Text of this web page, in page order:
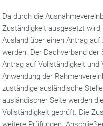
Da durch die
Zuständigkeit ausgesetzt
Ausland über einen Antrag
werden. Der Dachverband
Antrag auf Vollständigkeit
Anwendung der
zuständige ausländische
ausländischer Seite werden
Vollständigkeit geprüft. Die